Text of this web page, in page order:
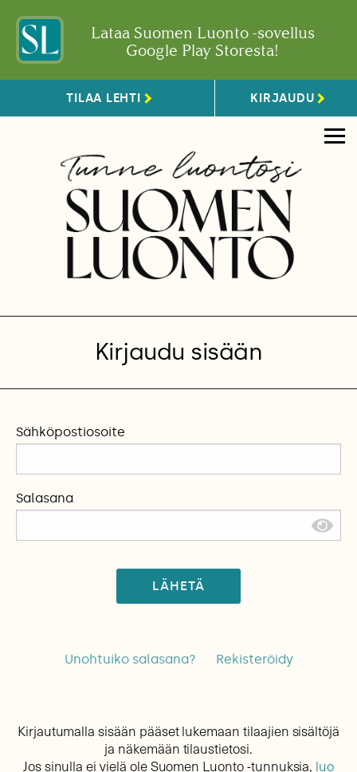
Lataa Suomen Luonto -sovellus
Google Play Storesta!
TILAA LEHTI KIRJAUDU
Kirjaudu sisään
Sähköpostiosoite
Salasana
LÄHETÄ
Unohtuiko salasana? Rekisteröidy
Kirjautumalla sisään pääset lukemaan tilaajien sisältöjä
ja näkemään tilaustietosi.
Jos sinulla ei vielä ole Suomen Luonto -tunnuksia, luo